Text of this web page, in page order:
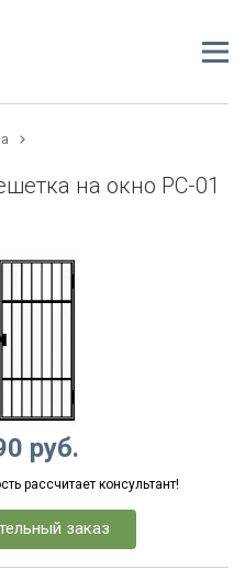
на окно РС-01
руб.
рассчитает консультант!
заказ